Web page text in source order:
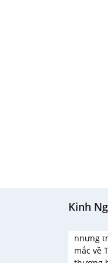
Kinh